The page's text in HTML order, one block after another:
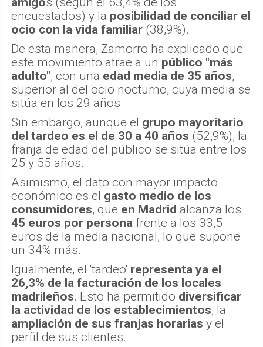
encuestados) y la posibilidad de conciliar el
ocio con la vida familiar (38,9%).
De esta manera, Zamorro ha explicado que
este movimiento atrae a un público "más
adulto", con una edad media de 35 años,
superior al del ocio nocturno, cuya media se
sitúa en los 29 años.
Sin embargo, aunque el grupo mayoritario
del tardeo es el de 30 a 40 años (52,9%), la
franja de edad del público se sitúa entre los
25 y 55 años.
Asimismo, el dato con mayor impacto
económico es el gasto medio de los
consumidores, que en Madrid alcanza los
45 euros por persona frente a los 33,5
euros de la media nacional, lo que supone
un 34% más.
Igualmente, el 'tardeo' representa ya el
26,3% de la facturación de los locales
madrileños. Esto ha permitido diversificar
la actividad de los establecimientos, la
ampliación de sus franjas horarias y el
perfil de sus clientes.